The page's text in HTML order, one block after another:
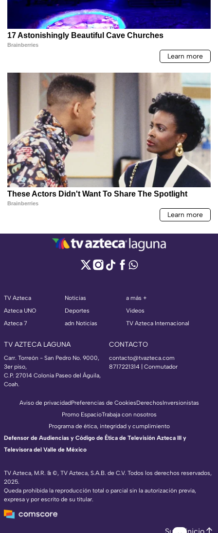
TV Azteca
Azteca UNO
Azteca 7
Noticias
Deportes
adn Noticias
a más +
Videos
TV Azteca Internacional
TV AZTECA LAGUNA
Carr. Torreón - San Pedro No. 9000,
3er piso,
C.P. 27014 Colonia Paseo del Águila,
Coah.
CONTACTO
contacto@tvazteca.com
8717221314 | Conmutador
TV Azteca, M.R. & ©, TV Azteca, S.A.B. de C.V. Todos los derechos reservados,
2025.
Queda prohibida la reproducción total o parcial sin la autorización previa,
expresa y por escrito de su titular.
Aviso de privacidadPreferencias de CookiesDerechosInversionistas
Promo EspacioTrabaja con nosotros
Programa de ética, integridad y cumplimiento
Defensor de Audiencias y Código de Ética de Televisión Azteca III y
Televisora del Valle de México
Subir inicio